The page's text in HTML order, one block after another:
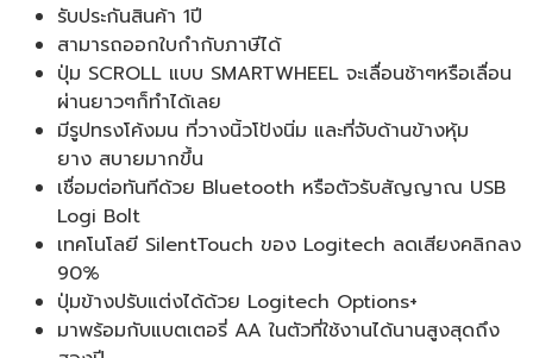
รับประกันสินค้า 1ปี
สามารถออกใบกำกับภาษีได้
ปุ่ม SCROLL แบบ SMARTWHEEL จะเลื่อนช้าๆหรือเลื่อน
ผ่านยาวๆก็ทำได้เลย
มีรูปทรงโค้งมน ที่วางนิ้วโป้งนิ่ม และที่จับด้านข้างหุ้ม
ยาง สบายมากขึ้น
เชื่อมต่อทันทีด้วย Bluetooth หรือตัวรับสัญญาณ USB
Logi Bolt
เทคโนโลยี SilentTouch ของ Logitech ลดเสียงคลิกลง
90%
ปุ่มข้างปรับแต่งได้ด้วย Logitech Options+
มาพร้อมกับแบตเตอรี่ AA ในตัวที่ใช้งานได้นานสูงสุดถึง